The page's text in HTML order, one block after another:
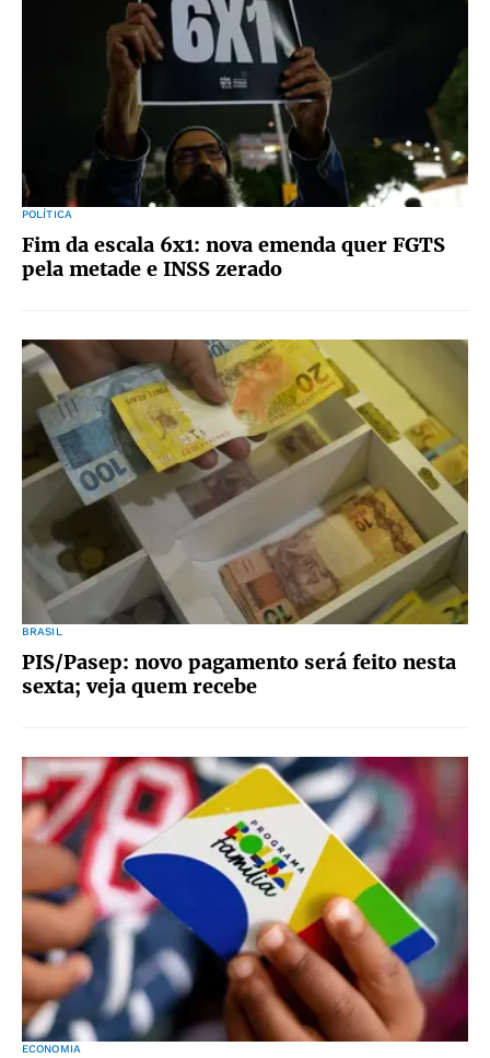
POLÍTICA
Fim da escala 6x1: nova emenda quer FGTS
pela metade e INSS zerado
BRASIL
PIS/Pasep: novo pagamento será feito nesta
sexta; veja quem recebe
ECONOMIA